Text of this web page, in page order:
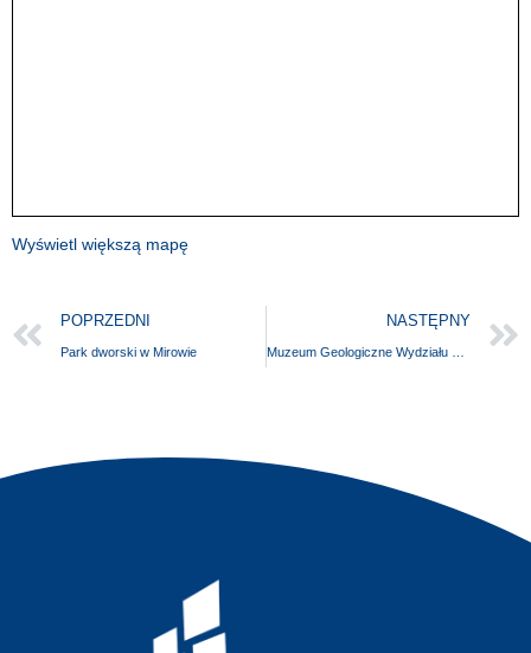
Wyświetl większą mapę
POPRZEDNI
Park dworski w Mirowie
NASTĘPNY